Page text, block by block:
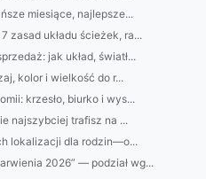
miesiące, najlepsze...
zasad układu ścieżek, ra...
jak układ, światł...
kolor i wielkość do r...
krzesło, biurko i wys...
najszybciej trafisz na ...
lokalizacji dla rodzin—o...
2026” — podział wg...